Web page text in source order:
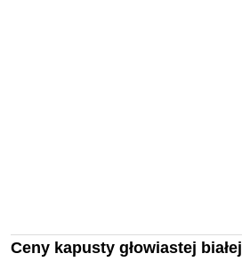
Ceny kapusty głowiastej białej